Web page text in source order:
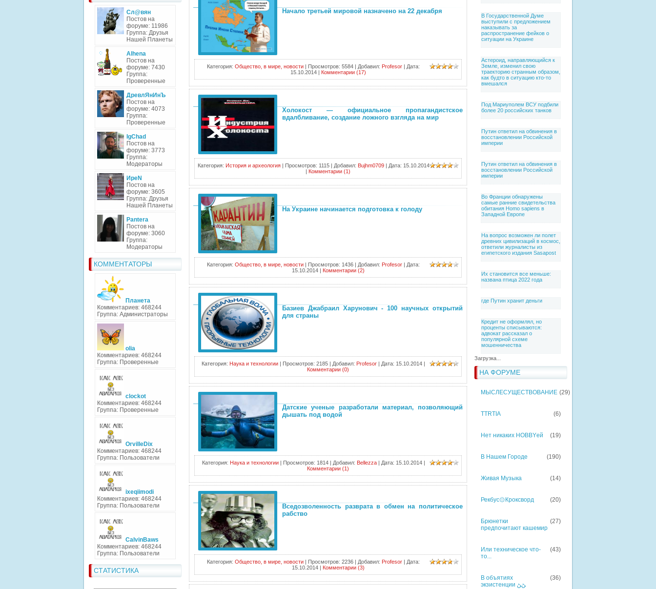
Сл@вян
Постов на
форуме: 11986
Группа: Друзья
Нашей Планеты
Alhena
Постов на
форуме: 7430
Группа:
Проверенные
ДревлЯнИнЪ
Постов на
форуме: 4073
Группа:
Проверенные
IgChad
Постов на
форуме: 3773
Группа:
Модераторы
ИреN
Постов на
форуме: 3605
Группа: Друзья
Нашей Планеты
Pantera
Постов на
форуме: 3060
Группа:
Модераторы
КОММЕНТАТОРЫ
Планета
Комментариев: 468244
Группа: Администраторы
olia
Комментариев: 468244
Группа: Проверенные
clockot
Комментариев: 468244
Группа: Проверенные
OrvilleDix
Комментариев: 468244
Группа: Пользователи
ixeqiimodi
Комментариев: 468244
Группа: Пользователи
CalvinBaws
Комментариев: 468244
Группа: Пользователи
СТАТИСТИКА
В Государственной Думе
выступили с предложением
наказывать за
распространение фейков о
ситуации на Украине
Астероид, направляющийся к
Земле, изменил свою
траекторию странным образом,
как будто в ситуацию кто-то
вмешался
Под Мариуполем ВСУ подбили
более 20 российских танков
Путин ответил на обвинения в
восстановлении Российской
империи
Путин ответил на обвинения в
восстановлении Российской
империи
Во Франции обнаружены
самые ранние свидетельства
обитания Homo sapiens в
Западной Европе
На вопрос возможен ли полет
древних цивилизаций в космос,
ответили журналисты из
египетского издания Sasapost
Их становится все меньше:
названа птица 2022 года
где Путин хранит деньги
Кредит не оформлял, но
проценты списываются:
адвокат рассказал о
популярной схеме
мошенничества
Загрузка...
НА ФОРУМЕ
МЫСЛЕСУЩЕСТВОВАНИЕ (29)
TTRTIA (6)
Нет никаких HOBBYей (19)
В Нашем Городе (190)
Живая Музыка (14)
Рекбус۞Кроксворд (20)
Брюнетки
предпочитают кашемир
(27)
Или техническое что-
то...
(43)
В объятиях
экзистенции ﮡﮡ
(36)
Начало третьей мировой назначено на 22 декабря
Категория: Общество, в мире, новости | Просмотров: 5584 | Добавил: Profesor | Дата:
15.10.2014 | Комментарии (17)
Холокост — официальное пропагандистское
вдалбливание, создание ложного взгляда на мир
Категория: История и археология| Просмотров: 1115 | Добавил: Bujhm0709| Дата: 15.10.2014
| Комментарии (1)
На Украине начинается подготовка к голоду
Категория: Общество, в мире, новости | Просмотров: 1436 | Добавил: Profesor | Дата:
15.10.2014 | Комментарии (2)
Базиев Джабраил Харунович - 100 научных открытий
для страны
Категория: Наука и технологии | Просмотров: 2185 | Добавил: Profesor | Дата: 15.10.2014 |
Комментарии (0)
Датские ученые разработали материал, позволяющий
дышать под водой
Категория: Наука и технологии| Просмотров: 1814 | Добавил: Bellezza| Дата: 15.10.2014 |
Комментарии (1)
Вседозволенность разврата в обмен на политическое
рабство
Категория: Общество, в мире, новости | Просмотров: 2236 | Добавил: Profesor | Дата:
15.10.2014 | Комментарии (3)